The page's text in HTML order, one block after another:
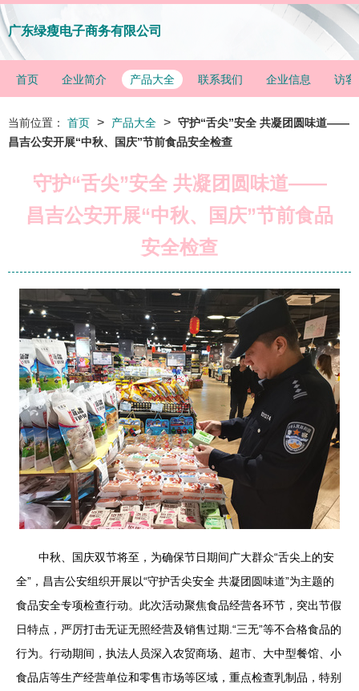
广东绿瘦电子商务有限公司
首页 企业简介 产品大全 联系我们 企业信息 访客
当前位置： 首页 > 产品大全 > 守护“舌尖”安全 共凝团圆味道——
昌吉公安开展“中秋、国庆”节前食品安全检查
守护“舌尖”安全 共凝团圆味道——
昌吉公安开展“中秋、国庆”节前食品
安全检查
中秋、国庆双节将至，为确保节日期间广大群众“舌尖上的安
全”，昌吉公安组织开展以“守护舌尖安全 共凝团圆味道”为主题的
食品安全专项检查行动。此次活动聚焦食品经营各环节，突出节假
日特点，严厉打击无证无照经营及销售过期.“三无”等不合格食品的
行为。行动期间，执法人员深入农贸商场、超市、大中型餐馆、小
食品店等生产经营单位和零售市场等区域，重点检查乳制品，特别